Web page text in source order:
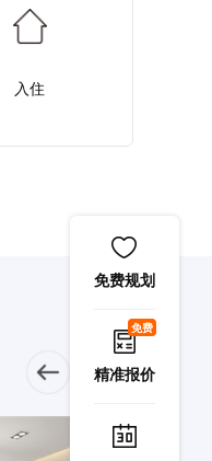
入住
免费规划
免费
精准报价